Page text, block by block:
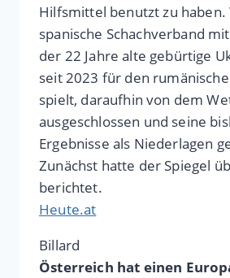
Hilfsmittel benutzt zu haben.
spanische Schachverband
der 22 Jahre alte gebürtige
seit 2023 für den
spielt, daraufhin von dem
ausgeschlossen und seine
Ergebnisse als Niederlagen
Zunächst hatte der Spiegel
berichtet.
Heute.at
Billard
Österreich hat einen